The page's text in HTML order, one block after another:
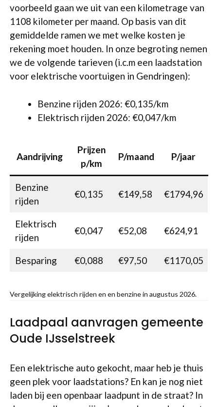
voorbeeld gaan we uit van een kilometrage van
1108 kilometer per maand. Op basis van dit
gemiddelde ramen we met welke kosten je
rekening moet houden. In onze begroting nemen
we de volgende tarieven (i.c.m een laadstation
voor elektrische voortuigen in Gendringen):
Benzine rijden 2026: €0,135/km
Elektrisch rijden 2026: €0,047/km
Aandrijving
Prijzen
p/km
P/maand P/jaar
Benzine
rijden
€0,135 €149,58 €1794,96
Elektrisch
rijden
€0,047 €52,08 €624,91
Besparing €0,088 €97,50 €1170,05
Vergelijking elektrisch rijden en en benzine in augustus 2026.
Laadpaal aanvragen gemeente
Oude IJsselstreek
Een elektrische auto gekocht, maar heb je thuis
geen plek voor laadstations? En kan je nog niet
laden bij een openbaar laadpunt in de straat? In